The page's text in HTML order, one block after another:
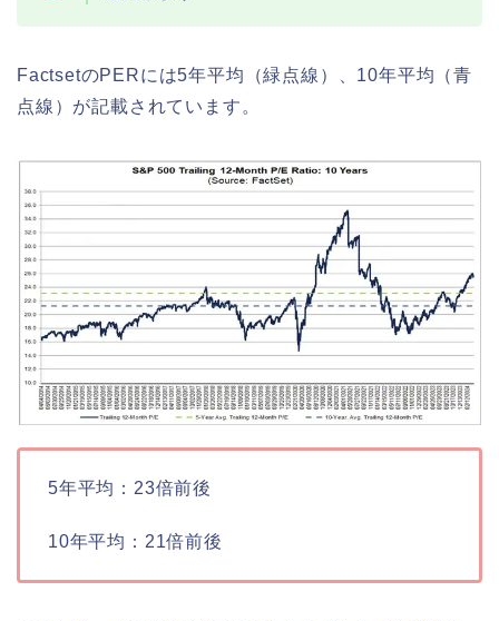
FactsetのPERには5年平均（緑点線）、10年平均（青
点線）が記載されています。
5年平均：23倍前後
10年平均：21倍前後